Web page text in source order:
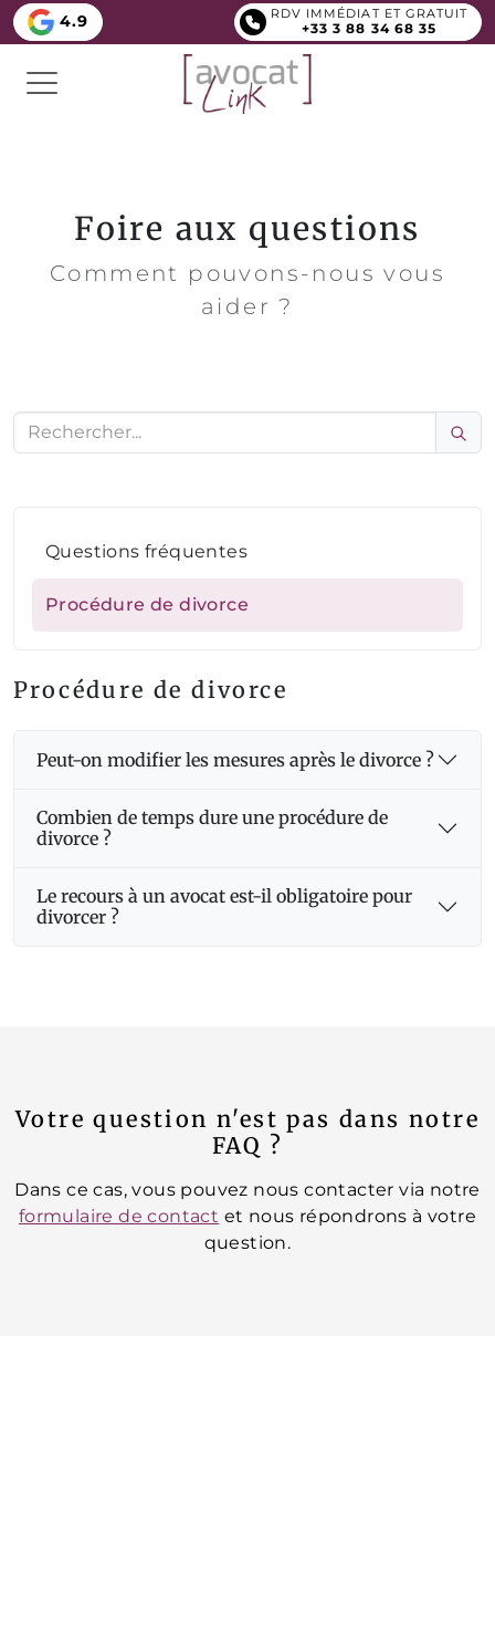
4.9 RDV IMMÉDIAT ET GRATUIT
+33 3 88 34 68 35
Foire aux questions
Comment pouvons-nous vous
aider ?
Questions fréquentes
Procédure de divorce
Procédure de divorce
Peut-on modifier les mesures après le divorce ?
Combien de temps dure une procédure de
divorce ?
Le recours à un avocat est-il obligatoire pour
divorcer ?
Votre question n'est pas dans notre
FAQ ?
Dans ce cas, vous pouvez nous contacter via notre
formulaire de contact et nous répondrons à votre
question.